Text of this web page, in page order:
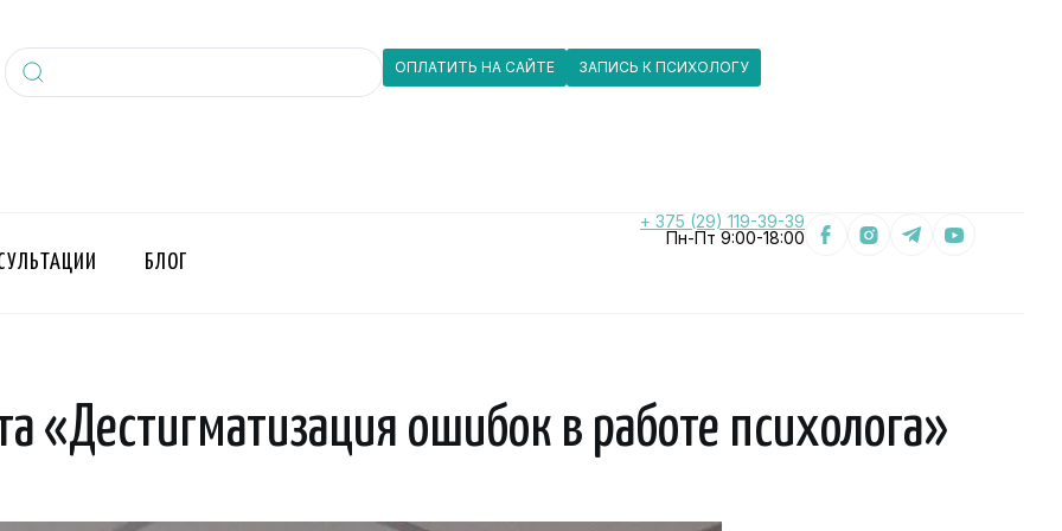
ОПЛАТИТЬ НА САЙТЕ ЗАПИСЬ К ПСИХОЛОГУ
БЛОГ
+ 375 (29) 119-39-39
Пн-Пт 9:00-18:00
«Дестигматизация ошибок в работе психолога»